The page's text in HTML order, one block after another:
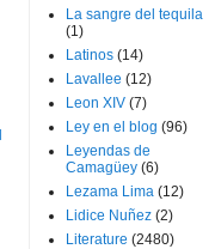
La sangre del tequila
(1)
Latinos (14)
Lavallee (12)
Leon XIV (7)
Ley en el blog (96)
Leyendas de
Camagüey (6)
Lezama Lima (12)
Lidice Nuñez (2)
Literature (2480)